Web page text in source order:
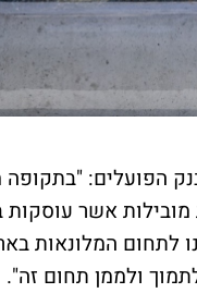
הפועלים: "בתקופה
אשר
לתחום המלונאות
ולממן תחום זה".